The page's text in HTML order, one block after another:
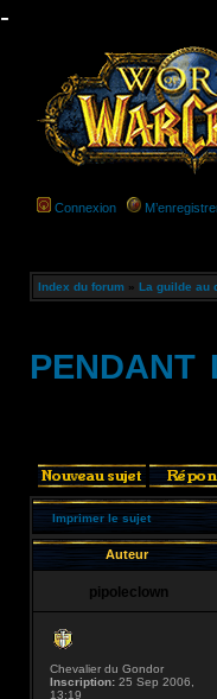
-
Connexion
Index du forum » La guilde au
pendant
Imprimer le sujet
Auteur
pipoleclown
Chevalier du Gondor
Inscription: 25 Sep 2006,
13:19